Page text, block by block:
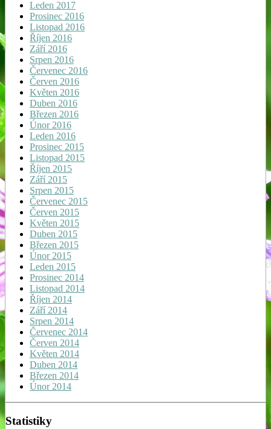
Leden 2017
Prosinec 2016
Listopad 2016
Říjen 2016
Září 2016
Srpen 2016
Červenec 2016
Červen 2016
Květen 2016
Duben 2016
Březen 2016
Únor 2016
Leden 2016
Prosinec 2015
Listopad 2015
Říjen 2015
Září 2015
Srpen 2015
Červenec 2015
Červen 2015
Květen 2015
Duben 2015
Březen 2015
Únor 2015
Leden 2015
Prosinec 2014
Listopad 2014
Říjen 2014
Září 2014
Srpen 2014
Červenec 2014
Červen 2014
Květen 2014
Duben 2014
Březen 2014
Únor 2014
Statistiky